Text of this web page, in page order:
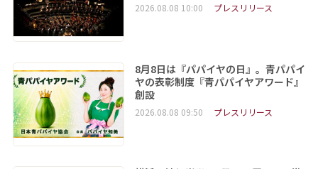
2026.08.08 10:00 プレスリリース
8月8日は『パパイヤの日』。青パパイ
ヤの表彰制度『青パパイヤアワード』
創設
2026.08.08 09:50 プレスリリース